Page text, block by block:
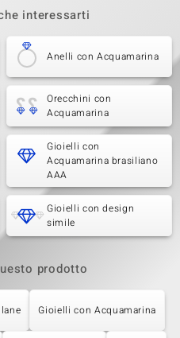
interessarti
Anelli con Acquamarina
Orecchini con
Acquamarina
Gioielli con
Acquamarina brasiliano
AAA
Gioielli con design
simile
prodotto
Gioielli con Acquamarina